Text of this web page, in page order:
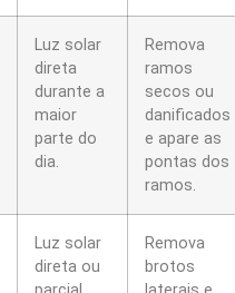
Luz solar
direta
durante a
maior
parte do
dia.
Remova
ramos
secos ou
danificados
e apare as
pontas dos
ramos.
Luz solar
direta ou
Remova
brotos